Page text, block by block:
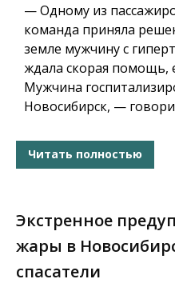
— Одному из
команда приняла
земле мужчину с
ждала скорая помощь,
Мужчина
Новосибирск, —
Читать полностью
Экстренное
жары в
спасатели